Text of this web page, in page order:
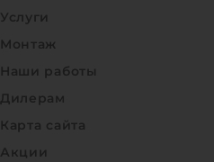
Услуги
Монтаж
Наши работы
Дилерам
Карта сайта
Акции